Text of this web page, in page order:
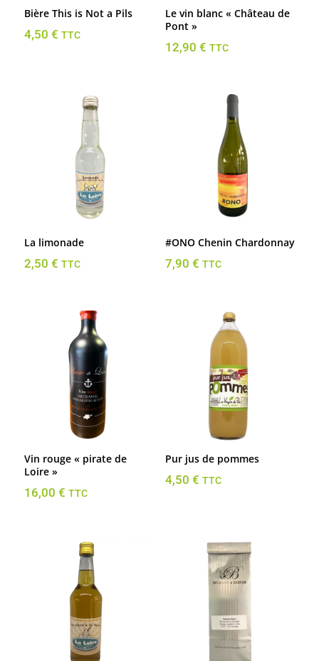
Bière This is Not a Pils
4,50 € TTC
Le vin blanc « Château de
Pont »
12,90 € TTC
La limonade
2,50 € TTC
#ONO Chenin Chardonnay
7,90 € TTC
Vin rouge « pirate de
Loire »
16,00 € TTC
Pur jus de pommes
4,50 € TTC